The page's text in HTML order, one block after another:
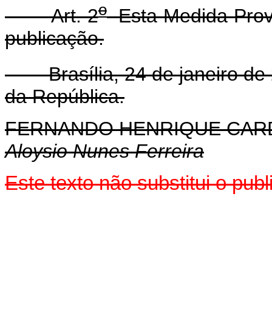
Art. 2oEsta Medida
publicação.
Brasília, 24 de janeiro de
da República.
FERNANDO HENRIQUE
Aloysio Nunes Ferreira
Este texto não substitui o